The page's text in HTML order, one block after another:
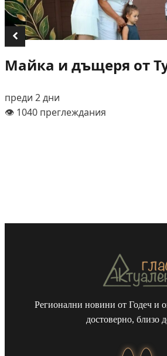
Майка и дъщеря от
преди 2 дни
👁️ 1040 преглеждания
Регионални новини от Годеч и
достоверно, близо